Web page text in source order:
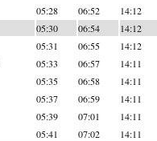
05:28 06:52 14:12
05:30 06:54 14:12
05:31 06:55 14:12
05:33 06:57 14:11
05:35 06:58 14:11
05:37 06:59 14:11
05:39 07:01 14:11
05:41 07:02 14:11